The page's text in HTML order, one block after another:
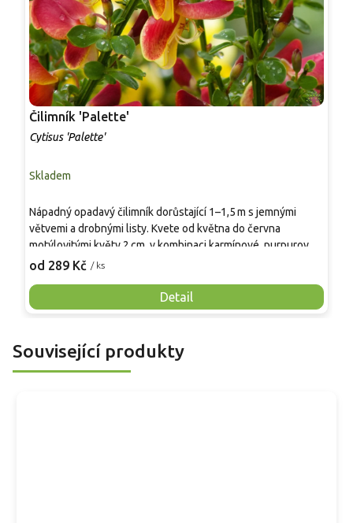
Čilimník 'Palette'
Cytisus 'Palette'
Skladem
od 289 Kč / ks
Detail
Nápadný opadavý čilimník dorůstající 1–1,5 m s jemnými
větvemi a drobnými listy. Kvete od května do června
motýlovitými květy 2 cm, v kombinaci karmínové, purpurové,
červené a žluté, čímž vytváří pestrobarevný efekt. Po
vhodný jako solitér, do skalky, suchých záhonů či na svahy.
Související produkty